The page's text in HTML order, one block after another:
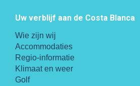
Uw verblijf aan de Costa Blanca
Wie zijn wij
Accommodaties
Regio-informatie
Klimaat en weer
Golf